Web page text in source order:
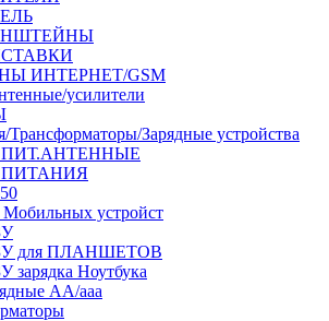
ИНТЕРНЕТ/GSM
усилители
Трансформаторы/Зарядные устройства
устройст
для ПЛАНШЕТОВ
зарядка Ноутбука
АА/ааа